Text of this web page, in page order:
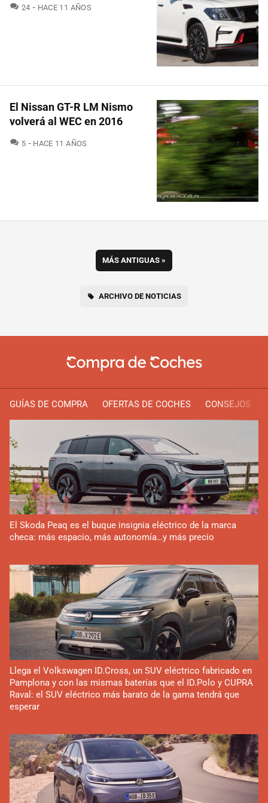
24 COMENTARIOS
HACE 11 AÑOS
El Nissan GT-R LM Nismo
volverá al WEC en 2016
5 COMENTARIOS
HACE 11 AÑOS
MÁS ANTIGUAS »
ARCHIVO DE NOTICIAS
GUÍAS DE COMPRA OFERTAS DE COCHES CONSEJOS
El Skoda Peaq es el buque insignia eléctrico de la marca
checa: más espacio, más autonomía…y más precio
Llega el Volkswagen ID.Cross, un SUV eléctrico fabricado en
Pamplona y con las mismas baterías que el ID.Polo y CUPRA
Raval: el SUV eléctrico más barato de la gama tendrá que
esperar